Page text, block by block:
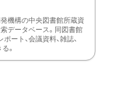
機構の中央図書館所蔵資
データベース。同図書館
ート、会議資料、雑誌、
。